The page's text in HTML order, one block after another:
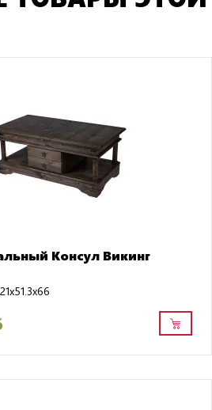
Консул Викинг